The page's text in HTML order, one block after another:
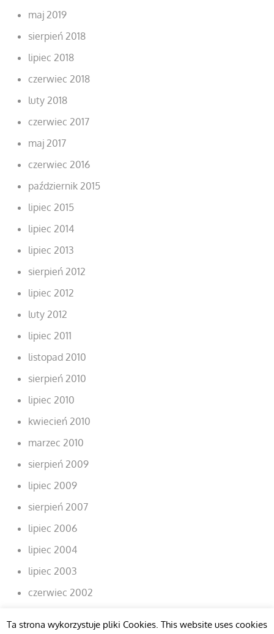
maj 2019
sierpień 2018
lipiec 2018
czerwiec 2018
luty 2018
czerwiec 2017
maj 2017
czerwiec 2016
październik 2015
lipiec 2015
lipiec 2014
lipiec 2013
sierpień 2012
lipiec 2012
luty 2012
lipiec 2011
listopad 2010
sierpień 2010
lipiec 2010
kwiecień 2010
marzec 2010
sierpień 2009
lipiec 2009
sierpień 2007
lipiec 2006
lipiec 2004
lipiec 2003
czerwiec 2002
Ta strona wykorzystuje pliki Cookies. This website uses cookies